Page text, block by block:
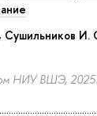
Сушильников И.
НИУ ВШЭ, 2025.